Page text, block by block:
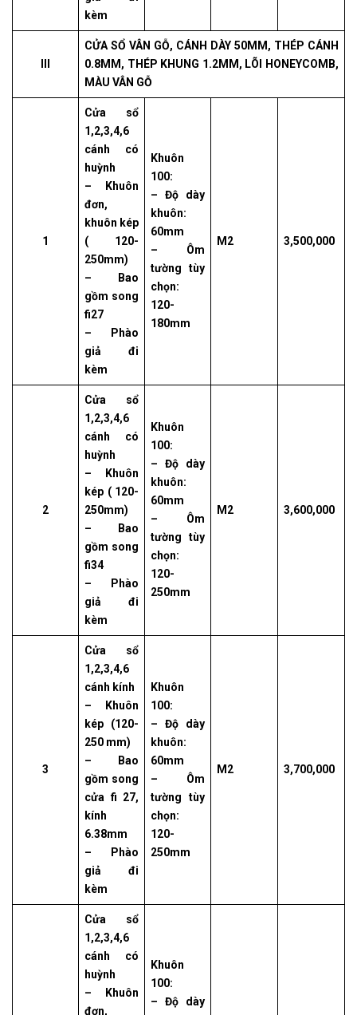
kèm
CỬA SỔ VÂN GỖ, CÁNH DÀY 50MM, THÉP CÁNH
0.8MM, THÉP KHUNG 1.2MM, LÕI HONEYCOMB,
MÀU VÂN GỖ
1
Cửa sổ
1,2,3,4,6
cánh có
huỳnh
– Khuôn
đơn,
khuôn kép
( 120-
250mm)
– Bao
gồm song
fi27
– Phào
giả đi
kèm
Khuôn
100:
– Độ dày
khuôn:
60mm
– Ôm
tường tùy
chọn:
120-
180mm
M2 3,500,000
2
Cửa sổ
1,2,3,4,6
cánh có
huỳnh
– Khuôn
kép ( 120-
250mm)
– Bao
gồm song
fi34
– Phào
giả đi
kèm
Khuôn
100:
– Độ dày
khuôn:
60mm
– Ôm
tường tùy
chọn:
120-
250mm
M2 3,600,000
3
Cửa sổ
1,2,3,4,6
cánh kính
– Khuôn
kép (120-
250 mm)
– Bao
gồm song
cửa fi 27,
kính
6.38mm
– Phào
giả đi
kèm
Khuôn
100:
– Độ dày
khuôn:
60mm
– Ôm
tường tùy
chọn:
120-
250mm
M2 3,700,000
Cửa sổ
1,2,3,4,6
cánh có
huỳnh
– Khuôn
đơn,
Khuôn
100:
– Độ dày